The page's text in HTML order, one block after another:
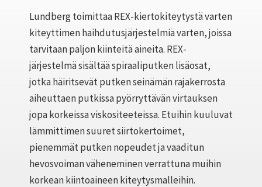
Lundberg toimittaa REX-kiertokiteytystä varten
kiteyttimen haihdutusjärjestelmiä varten, joissa
tarvitaan paljon kiinteitä aineita. REX-
järjestelmä sisältää spiraaliputken lisäosat,
jotka häiritsevät putken seinämän rajakerrosta
aiheuttaen putkissa pyörryttävän virtauksen
jopa korkeissa viskositeeteissa. Etuihin kuuluvat
lämmittimen suuret siirtokertoimet,
pienemmät putken nopeudet ja vaaditun
hevosvoiman väheneminen verrattuna muihin
korkean kiintoaineen kiteytysmalleihin.